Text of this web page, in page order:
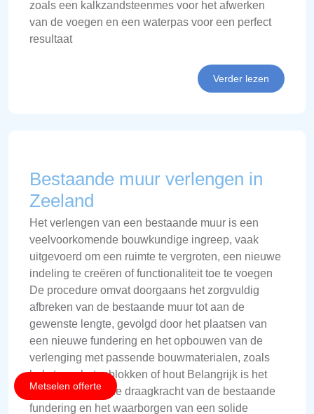
zoals een kalkzandsteenmes voor het afwerken
van de voegen en een waterpas voor een perfect
resultaat
Verder lezen
Bestaande muur verlengen in
Zeeland
Het verlengen van een bestaande muur is een
veelvoorkomende bouwkundige ingreep, vaak
uitgevoerd om een ruimte te vergroten, een nieuwe
indeling te creëren of functionaliteit toe te voegen
De procedure omvat doorgaans het zorgvuldig
afbreken van de bestaande muur tot aan de
gewenste lengte, gevolgd door het plaatsen van
een nieuwe fundering en het opbouwen van de
verlenging met passende bouwmaterialen, zoals
baksteen, betonblokken of hout Belangrijk is het
controleren van de draagkracht van de bestaande
fundering en het waarborgen van een solide
Metselen offerte